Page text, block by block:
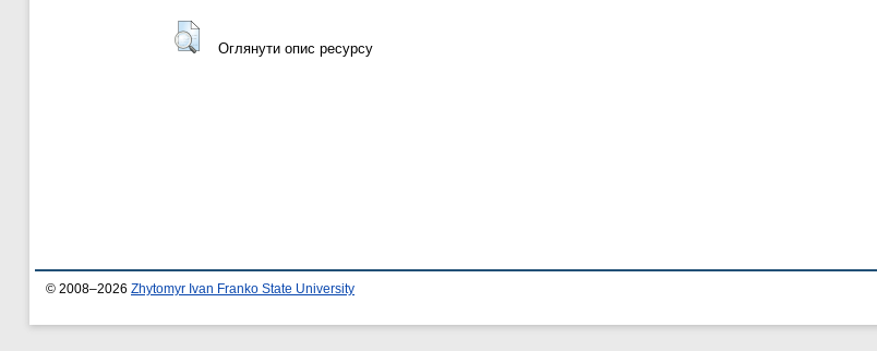
Оглянути опис ресурсу
© 2008–2026 Zhytomyr Ivan Franko State University